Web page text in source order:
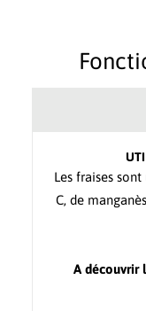
Les fraises
C, de
A découvrir